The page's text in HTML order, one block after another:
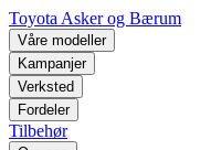
Toyota Asker og Bærum
Våre modeller
Kampanjer
Verksted
Fordeler
Tilbehør